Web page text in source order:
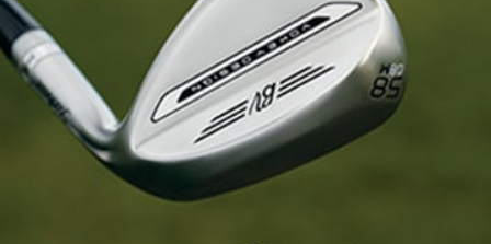
LPGA
Perrine Delacour : « J’ai du mal à l’accepter… »
10 DÉCEMBRE 2024